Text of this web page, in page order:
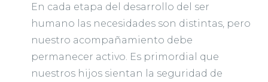
En cada etapa del desarrollo del ser
humano las necesidades son distintas, pero
nuestro acompañamiento debe
permanecer activo. Es primordial que
nuestros hijos sientan la seguridad de